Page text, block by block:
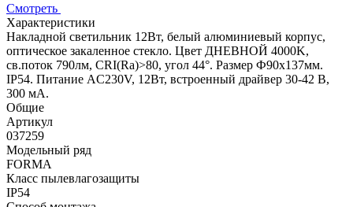
Смотреть
Характеристики
Накладной светильник 12Вт, белый алюминиевый корпус,
оптическое закаленное стекло. Цвет ДНЕВНОЙ 4000K,
св.поток 790лм, CRI(Ra)>80, угол 44°. Размер Ф90x137мм.
IP54. Питание AC230V, 12Вт, встроенный драйвер 30-42 В,
300 мА.
Общие
Артикул
037259
Модельный ряд
FORMA
Класс пылевлагозащиты
IP54